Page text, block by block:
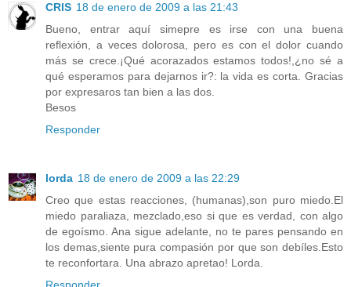
CRIS 18 de enero de 2009 a las 21:43
Bueno, entrar aquí simepre es irse con una buena
reflexión, a veces dolorosa, pero es con el dolor cuando
más se crece.¡Qué acorazados estamos todos!,¿no sé a
qué esperamos para dejarnos ir?: la vida es corta. Gracias
por expresaros tan bien a las dos.
Besos
Responder
lorda 18 de enero de 2009 a las 22:29
Creo que estas reacciones, (humanas),son puro miedo.El
miedo paraliaza, mezclado,eso si que es verdad, con algo
de egoísmo. Ana sigue adelante, no te pares pensando en
los demas,siente pura compasión por que son debíles.Esto
te reconfortara. Una abrazo apretao! Lorda.